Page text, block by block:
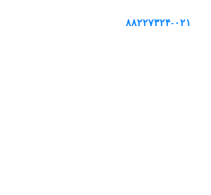
۸۸۲۲۷۳۲۴-۰۲۱